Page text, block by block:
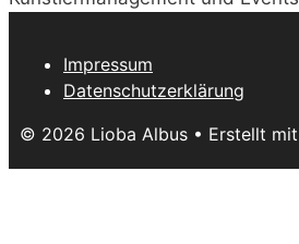
Impressum
Datenschutzerklärung
© 2026 Lioba Albus • Erstellt mit